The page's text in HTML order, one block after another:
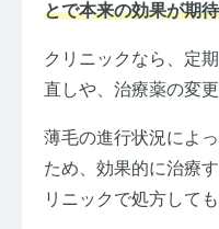
とで本来の効果が期
クリニックなら、定
直しや、治療薬の変更
薄毛の進行状況によ
ため、効果的に治療
リニックで処方して